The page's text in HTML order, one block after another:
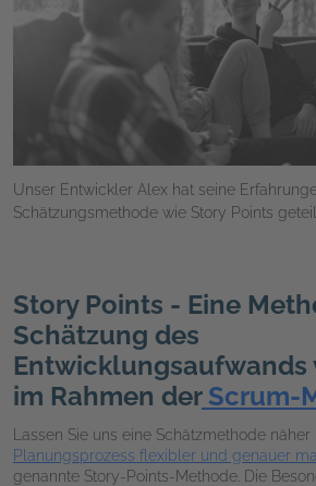
Unser Entwickler Alex hat seine
Schätzungsmethode wie Story Points
Story Points - Eine
Schätzung des
Entwicklungsaufwands
im Rahmen derScrum-
Lassen Sie uns eine Schätzmethode
Planungsprozess flexibler und genauer
genannte Story-Points-Methode . Die